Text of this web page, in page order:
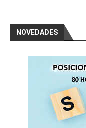
NOVEDADES